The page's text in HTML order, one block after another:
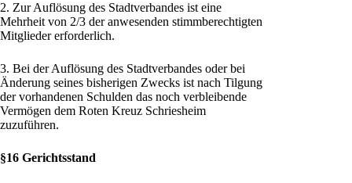
2. Zur Auflösung des Stadtverbandes ist eine
Mehrheit von 2/3 der anwesenden stimmberechtigten
Mitglieder erforderlich.
3. Bei der Auflösung des Stadtverbandes oder bei
Änderung seines bisherigen Zwecks ist nach Tilgung
der vorhandenen Schulden das noch verbleibende
Vermögen dem Roten Kreuz Schriesheim
zuzuführen.
§16 Gerichtsstand